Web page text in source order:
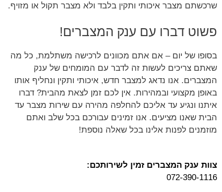
שרכשתם מצבר איכותי ותקין בלבד ולא מצבר תקול או מזויף.
פשוט דברו עם ענק המצברים!
בסופו של יום – אם אתם מכוונים לרכישה משתלמת, כל מה
שאתם צריכים לעשות זה לדבר עם המומחים של ענק
המצברים. אנו נדאג למצבר חדש, איכותי ותקין ונחליף אותו
באופן מקצועי ובמהירות. אין לכם זמן לצאת מהבית? דברו
איתנו ונגיע עד אליכם להחלפה מהירה עם שירות מצבר עד
הבית שאנו מציעים. אנו זמינים עבורכם בכל שלב ואתם
מוזמנים לפנות אלינו בכל שאלה נוספת!
צוות ענק המצברים זמין לשירותכם:
072-390-1116